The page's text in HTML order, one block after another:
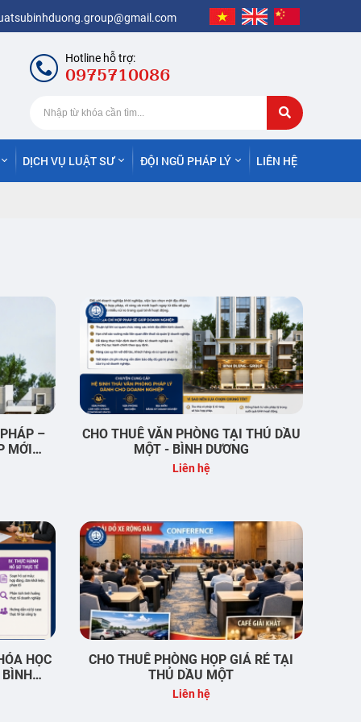
Hotline hỗ trợ:
0975710086
DỊCH VỤ LUẬT SƯ ĐỘI NGŨ PHÁP LÝ LIÊN HỆ
–
MỚI
CHO THUÊ VĂN PHÒNG TẠI THỦ DẦU
MỘT - BÌNH DƯƠNG
Liên hệ
HỌC
CHO THUÊ PHÒNG HỌP GIÁ RẺ TẠI
THỦ DẦU MỘT
Liên hệ